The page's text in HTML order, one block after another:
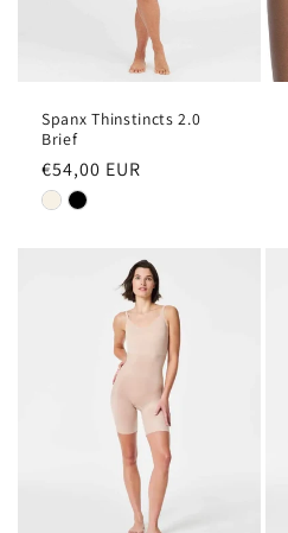
Spanx Thinstincts 2.0
Brief
Normale
prijs
€54,00 EUR